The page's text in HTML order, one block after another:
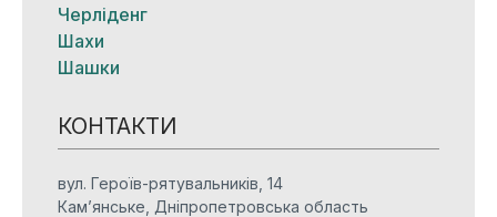
Черліденг
Шахи
Шашки
КОНТАКТИ
вул. Героїв-рятувальників, 14
Кам’янське, Дніпропетровська область